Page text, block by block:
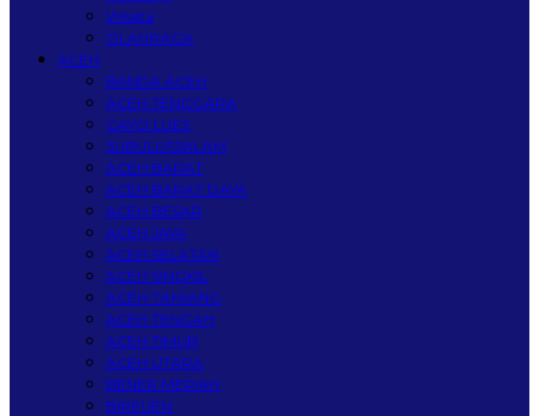
Wisata
OLAHRAGA
ACEH
BANDA ACEH
ACEH TENGGARA
GAYO LUES
SUBULUSSALAM
ACEH BARAT
ACEH BARAT DAYA
ACEH BESAR
ACEH JAYA
ACEH SELATAN
ACEH SINGKIL
ACEH TAMIANG
ACEH TENGAH
ACEH TIMUR
ACEH UTARA
BENER MERIAH
BIREUEN